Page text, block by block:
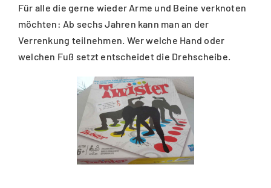
Für alle die gerne wieder Arme und Beine verknoten
möchten: Ab sechs Jahren kann man an der
Verrenkung teilnehmen. Wer welche Hand oder
welchen Fuß setzt entscheidet die Drehscheibe.